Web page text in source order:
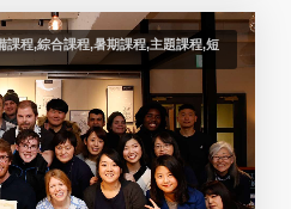
課程,綜合課程,暑期課程,主題課程,短